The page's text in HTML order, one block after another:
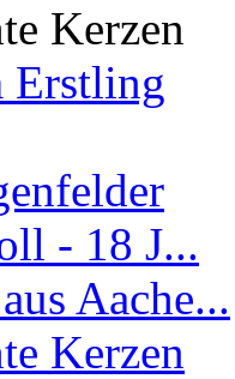
Kerzen
Erstling
- 18 J...
Aache...
Kerzen